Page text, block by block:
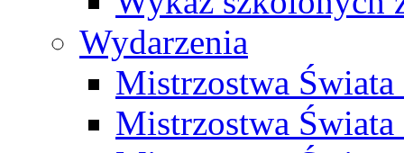
Wydarzenia
Mistrzostwa
Mistrzostwa